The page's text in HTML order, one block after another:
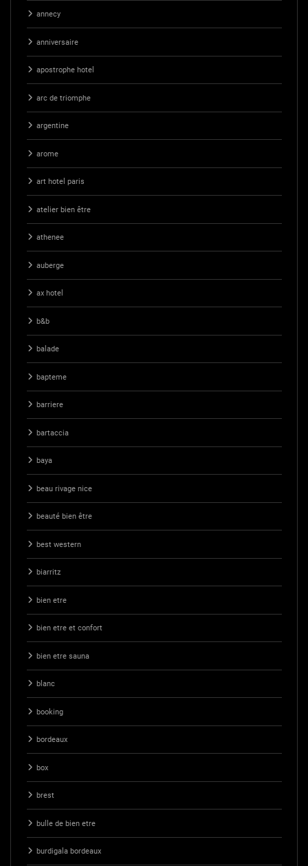
annecy
anniversaire
apostrophe hotel
arc de triomphe
argentine
arome
art hotel paris
atelier bien être
athenee
auberge
ax hotel
b&b
balade
bapteme
barriere
bartaccia
baya
beau rivage nice
beauté bien être
best western
biarritz
bien etre
bien etre et confort
bien etre sauna
blanc
booking
bordeaux
box
brest
bulle de bien etre
burdigala bordeaux